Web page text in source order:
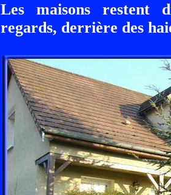
Les maisons restent
regards, derrière des